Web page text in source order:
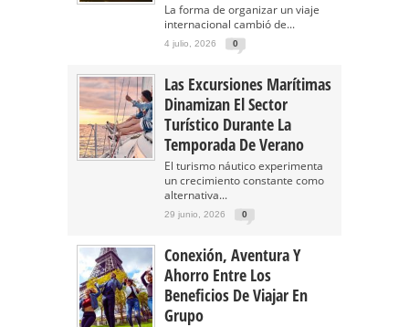
La forma de organizar un viaje
internacional cambió de...
4 julio, 2026 0
Las Excursiones Marítimas
Dinamizan El Sector
Turístico Durante La
Temporada De Verano
El turismo náutico experimenta
un crecimiento constante como
alternativa...
29 junio, 2026 0
Conexión, Aventura Y
Ahorro Entre Los
Beneficios De Viajar En
Grupo